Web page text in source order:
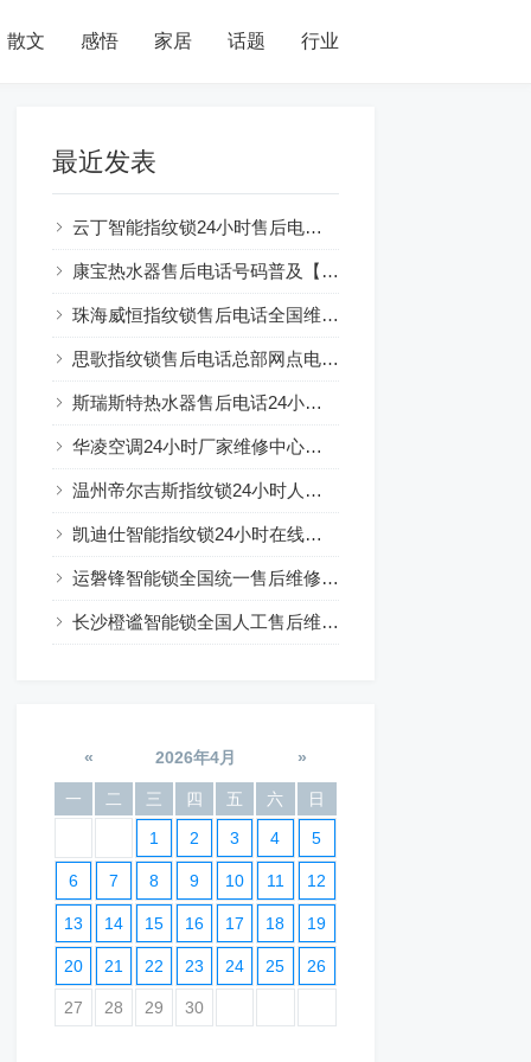
散文 感悟 家居 话题 行业
最近发表
云丁智能指纹锁24小时售后电话人工400客服电话
康宝热水器售后电话号码普及【燃气热水器水气双调：节能环保新选择】
珠海威恒指纹锁售后电话全国维修网点及电话号码查询
思歌指纹锁售后电话总部网点电话查询
斯瑞斯特热水器售后电话24小时解释☞房东装热水器可以吗？注意事项一览
华凌空调24小时厂家维修中心服务总部
温州帝尔吉斯指纹锁24小时人工服务热线电话全国
凯迪仕智能指纹锁24小时在线咨询热线
运磐锋智能锁全国统一售后维修24小时预约
长沙橙谧智能锁全国人工售后维修电话24小时服务
« 2026年4月 »
一 二 三 四 五 六 日
1 2 3 4 5
6 7 8 9 10 11 12
13 14 15 16 17 18 19
20 21 22 23 24 25 26
27 28 29 30